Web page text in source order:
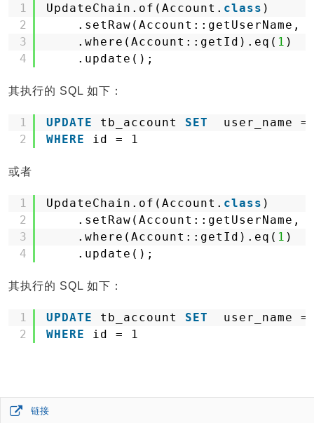
1
2
3
4
UpdateChain.of(Account. class )
.setRaw(Account::getUserName,
.where(Account::getId).eq( 1 )
.update();
其执行的 SQL 如下：
1
2
UPDATE tb_account SET
user_name
WHERE
id = 1
或者
1
2
3
4
UpdateChain.of(Account. class )
.setRaw(Account::getUserName,
.where(Account::getId).eq( 1 )
.update();
其执行的 SQL 如下：
1
2
UPDATE tb_account SET
user_name
WHERE
id = 1
链接